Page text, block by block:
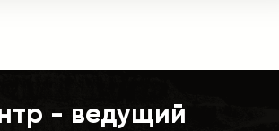
- ведущий